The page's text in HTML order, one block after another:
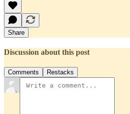
Share
Discussion about this post
Comments Restacks